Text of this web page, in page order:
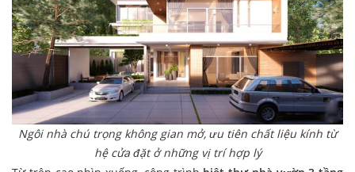
Ngôi nhà chú trọng không gian mở, ưu tiên chất liệu kính từ
hệ cửa đặt ở những vị trí hợp lý